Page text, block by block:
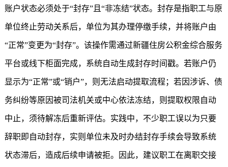
账户状态必须处于“封存”且“非冻结”状态。封存是指职工与原
单位终止劳动关系后，单位为其办理停缴手续，并将账户由
“正常”变更为“封存”。该操作需通过新疆住房公积金综合服务
平台或线下柜面完成，系统自动生成封存时间戳。若账户仍
显示为“正常”或“销户”，则无法启动提取流程；若因涉诉、债
务纠纷等原因被司法机关或中心依法冻结，则提取权限自动
中止，须待解冻后重新评估。实践中，不少职工误以为只要
辞职即自动封存，实则单位未及时办结封存手续会导致系统
状态滞后，造成后续申请被拒。因此，建议职工在离职交接